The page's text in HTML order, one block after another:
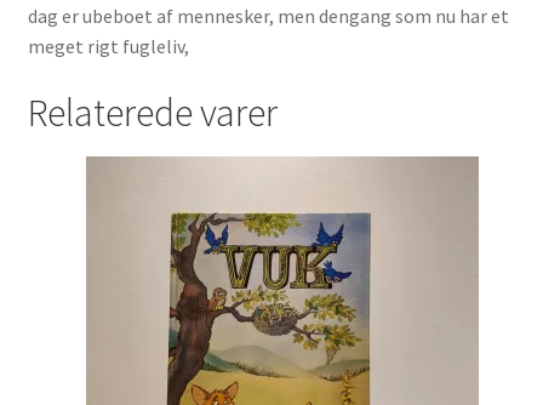
dag er ubeboet af mennesker, men dengang som nu har et
meget rigt fugleliv,
Relaterede varer